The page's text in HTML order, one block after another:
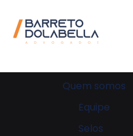
Quem somos
Equipe
Selos